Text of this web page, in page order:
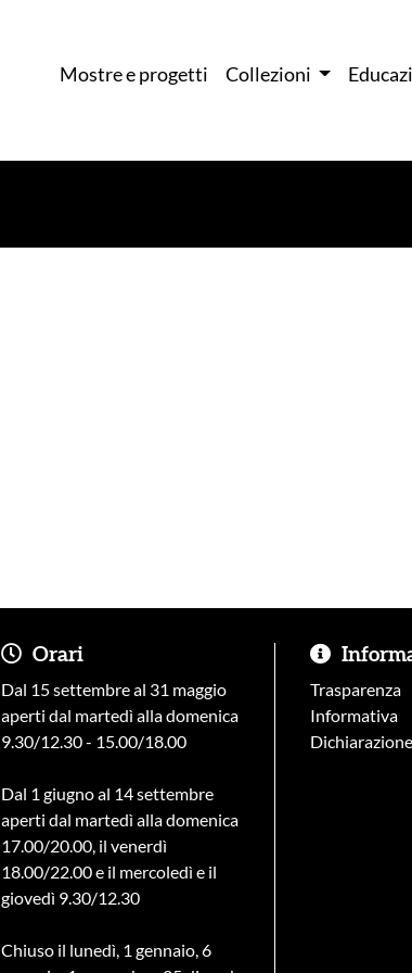
Mostre e progetti Collezioni
Orari
Dal 15 settembre al 31 maggio
aperti dal martedì alla domenica
9.30/12.30 - 15.00/18.00
Dal 1 giugno al 14 settembre
aperti dal martedì alla domenica
17.00/20.00, il venerdì
18.00/22.00 e il mercoledì e il
giovedì 9.30/12.30
Chiuso il lunedì, 1 gennaio, 6
Trasparenza
Informativa